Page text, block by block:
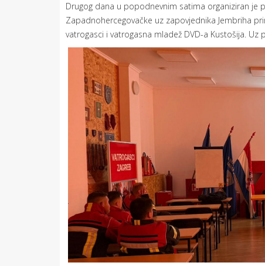
Drugog dana u popodnevnim satima organiziran je
Zapadnohercegovačke uz zapovjednika Jembriha
vatrogasci i vatrogasna mladež DVD-a Kustošija.